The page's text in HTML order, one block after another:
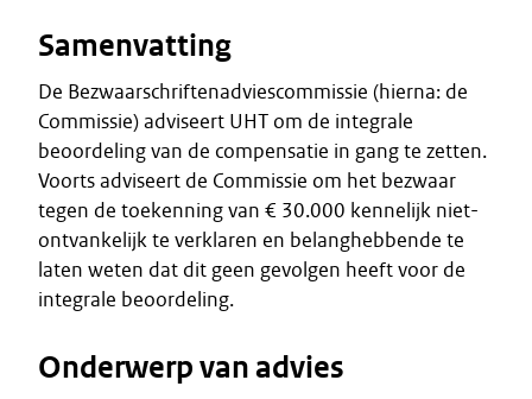
Samenvatting
De Bezwaarschriftenadviescommissie (hierna: de
Commissie) adviseert UHT om de integrale
beoordeling van de compensatie in gang te zetten.
Voorts adviseert de Commissie om het bezwaar
tegen de toekenning van € 30.000 kennelijk niet-
ontvankelijk te verklaren en belanghebbende te
laten weten dat dit geen gevolgen heeft voor de
integrale beoordeling.
Onderwerp van advies